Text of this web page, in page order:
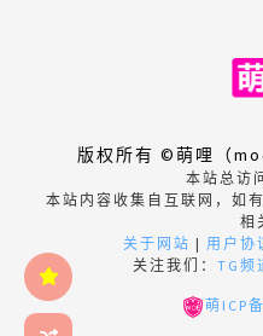
版权所有 ©萌哩（
本站总访
本站内容收集自互联网，如
相
关于网站 | 用户协
关注我们： TG频
萌ICP